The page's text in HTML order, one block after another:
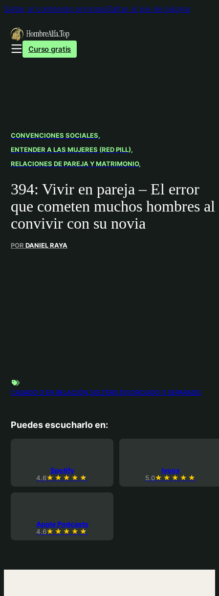
Saltar al contenido principalSaltar al pie de página
Curso gratis
CONVENCIONES SOCIALES
ENTENDER A LAS MUJERES (RED PILL)
RELACIONES DE PAREJA Y MATRIMONIO
394: Vivir en pareja – El error
que cometen muchos hombres al
convivir con su novia
POR DANIEL RAYA
CASADO O EN RELACIÓN SOLTERO DIVORCIADO O SEPARADO
Puedes escucharlo en:
Spotify
4.6
Ivoox
5.0
Apple Podcasts
4.6